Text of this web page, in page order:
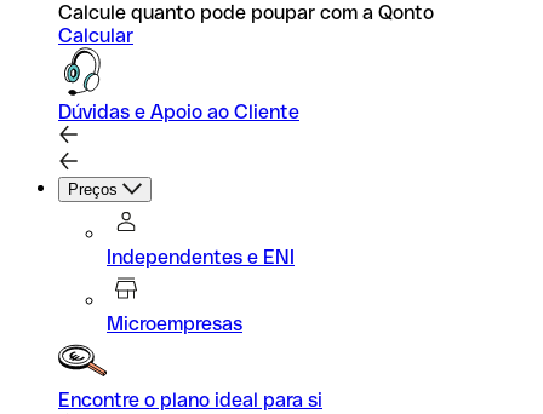
Calcule quanto pode poupar com a Qonto
Calcular
Dúvidas e Apoio ao Cliente
Preços
Independentes e ENI
Microempresas
Encontre o plano ideal para si